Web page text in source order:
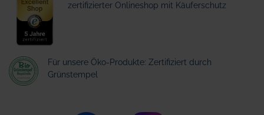
zertifizierter Onlineshop mit Käuferschutz
Für unsere Öko-Produkte: Zertifiziert durch
Grünstempel